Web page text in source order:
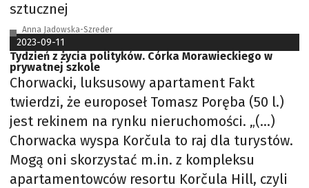
sztucznej
Anna Jadowska-Szreder
2023-09-11
Tydzień z życia polityków. Córka Morawieckiego w
prywatnej szkole
Chorwacki, luksusowy apartament Fakt
twierdzi, że europoseł Tomasz Poręba (50 l.)
jest rekinem na rynku nieruchomości. „(…)
Chorwacka wyspa Korčula to raj dla turystów.
Mogą oni skorzystać m.in. z kompleksu
apartamentowców resortu Korčula Hill, czyli